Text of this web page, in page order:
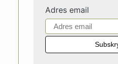
Adres email